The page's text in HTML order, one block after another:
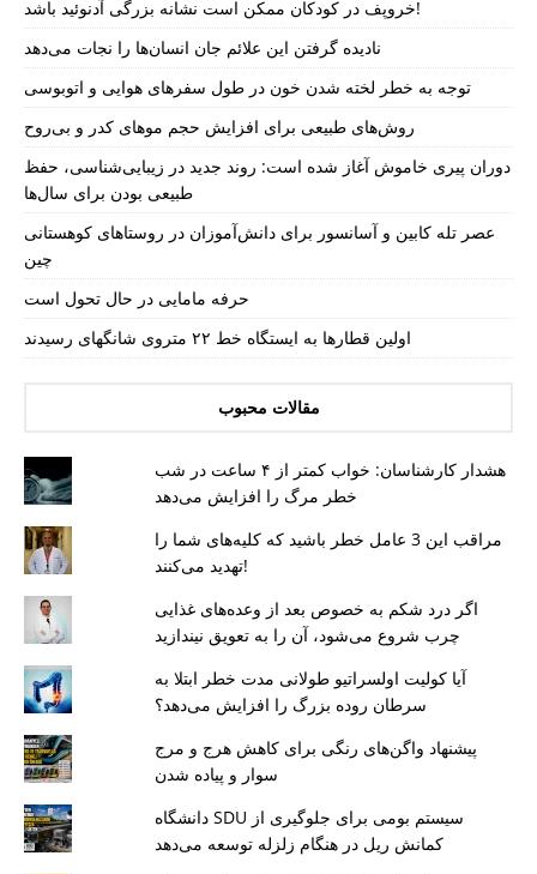
خروپف در کودکان ممکن است نشانه بزرگی آدنوئید باشد!
نادیده گرفتن این علائم جان انسان‌ها را نجات می‌دهد
توجه به خطر لخته شدن خون در طول سفرهای هوایی و اتوبوسی
روش‌های طبیعی برای افزایش حجم موهای کدر و بی‌روح
دوران پیری خاموش آغاز شده است: روند جدید در زیبایی‌شناسی، حفظ
طبیعی بودن برای سال‌ها
عصر تله کابین و آسانسور برای دانش‌آموزان در روستاهای کوهستانی
چین
حرفه مامایی در حال تحول است
اولین قطارها به ایستگاه خط ۲۲ متروی شانگهای رسیدند
مقالات محبوب
هشدار کارشناسان: خواب کمتر از ۴ ساعت در شب
خطر مرگ را افزایش می‌دهد
مراقب این 3 عامل خطر باشید که کلیه‌های شما را
تهدید می‌کنند!
اگر درد شکم به خصوص بعد از وعده‌های غذایی
چرب شروع می‌شود، آن را به تعویق نیندازید
آیا کولیت اولسراتیو طولانی مدت خطر ابتلا به
سرطان روده بزرگ را افزایش می‌دهد؟
پیشنهاد واگن‌های رنگی برای کاهش هرج و مرج
سوار و پیاده شدن
دانشگاه SDU سیستم بومی برای جلوگیری از
کمانش ریل در هنگام زلزله توسعه می‌دهد